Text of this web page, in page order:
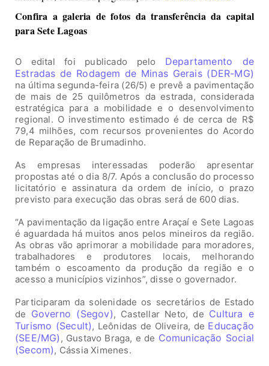
Confira a galeria de fotos da transferência da capital
para Sete Lagoas
O edital foi publicado pelo Departamento de
Estradas de Rodagem de Minas Gerais (DER-MG)
na última segunda-feira (26/5) e prevê a pavimentação
de mais de 25 quilômetros da estrada, considerada
estratégica para a mobilidade e o desenvolvimento
regional. O investimento estimado é de cerca de R$
79,4 milhões, com recursos provenientes do Acordo
de Reparação de Brumadinho.
As empresas interessadas poderão apresentar
propostas até o dia 8/7. Após a conclusão do processo
licitatório e assinatura da ordem de início, o prazo
previsto para execução das obras será de 600 dias.
“A pavimentação da ligação entre Araçaí e Sete Lagoas
é aguardada há muitos anos pelos mineiros da região.
As obras vão aprimorar a mobilidade para moradores,
trabalhadores e produtores locais, melhorando
também o escoamento da produção da região e o
acesso a municípios vizinhos”, disse o governador.
Participaram da solenidade os secretários de Estado
de Governo (Segov), Castellar Neto, de Cultura e
Turismo (Secult), Leônidas de Oliveira, de Educação
(SEE/MG) , Gustavo Braga, e de Comunicação Social
(Secom), Cássia Ximenes.